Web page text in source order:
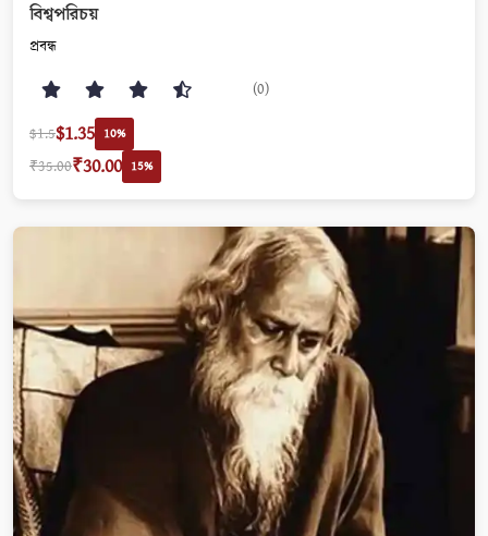
বিশ্বপরিচয়
প্রবন্ধ
(0)
$1.5$1.35 10%
₹35.00₹30.00 15%